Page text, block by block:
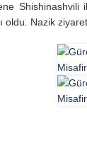
Shishinashvili
oldu. Nazik